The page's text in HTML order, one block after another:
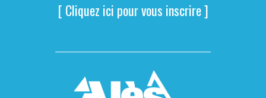
[ Cliquez ici pour vous inscrire ]